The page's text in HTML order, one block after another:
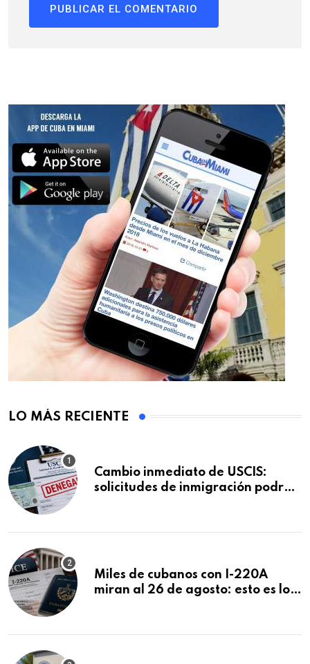
LO MÁS RECIENTE
Cambio inmediato de USCIS:
solicitudes de inmigración podrán
Miles de cubanos con I-220A
miran al 26 de agosto: esto es lo